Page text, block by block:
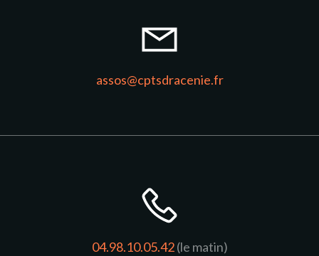
assos@cptsdracenie.fr
04.98.10.05.42(le matin)